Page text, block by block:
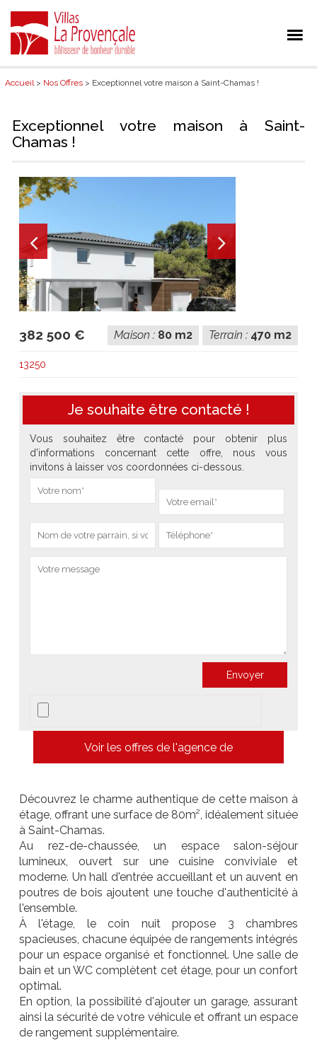
Accueil> Nos Offres > Exceptionnel votre maison à Saint-Chamas !
Exceptionnel votre maison à Saint-
Chamas !
382 500 € Terrain : 470 m2
Maison : 80 m2
13250
Je souhaite être contacté !
Vous souhaitez être contacté pour obtenir plus
d'informations concernant cette offre, nous vous
invitons à laisser vos coordonnées ci-dessous.
Voir les offres de l'agence de
Découvrez le charme authentique de cette maison à
étage, offrant une surface de 80m², idéalement située
à Saint-Chamas.
Au rez-de-chaussée, un espace salon-séjour
lumineux, ouvert sur une cuisine conviviale et
moderne. Un hall d'entrée accueillant et un auvent en
poutres de bois ajoutent une touche d'authenticité à
l'ensemble.
À l'étage, le coin nuit propose 3 chambres
spacieuses, chacune équipée de rangements intégrés
pour un espace organisé et fonctionnel. Une salle de
bain et un WC complètent cet étage, pour un confort
optimal.
En option, la possibilité d'ajouter un garage, assurant
ainsi la sécurité de votre véhicule et offrant un espace
de rangement supplémentaire.